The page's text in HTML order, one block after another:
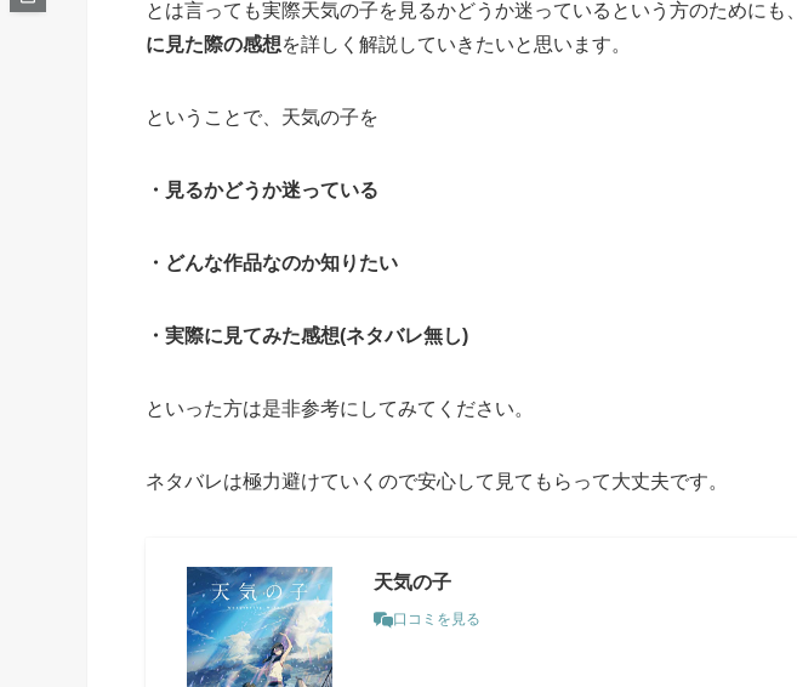
とは言っても実際天気の子を見るかどうか迷っているという方のためにも、
に見た際の感想を詳しく解説していきたいと思います。
ということで、天気の子を
・見るかどうか迷っている
・どんな作品なのか知りたい
・実際に見てみた感想(ネタバレ無し)
といった方は是非参考にしてみてください。
ネタバレは極力避けていくので安心して見てもらって大丈夫です。
天気の子
口コミを見る